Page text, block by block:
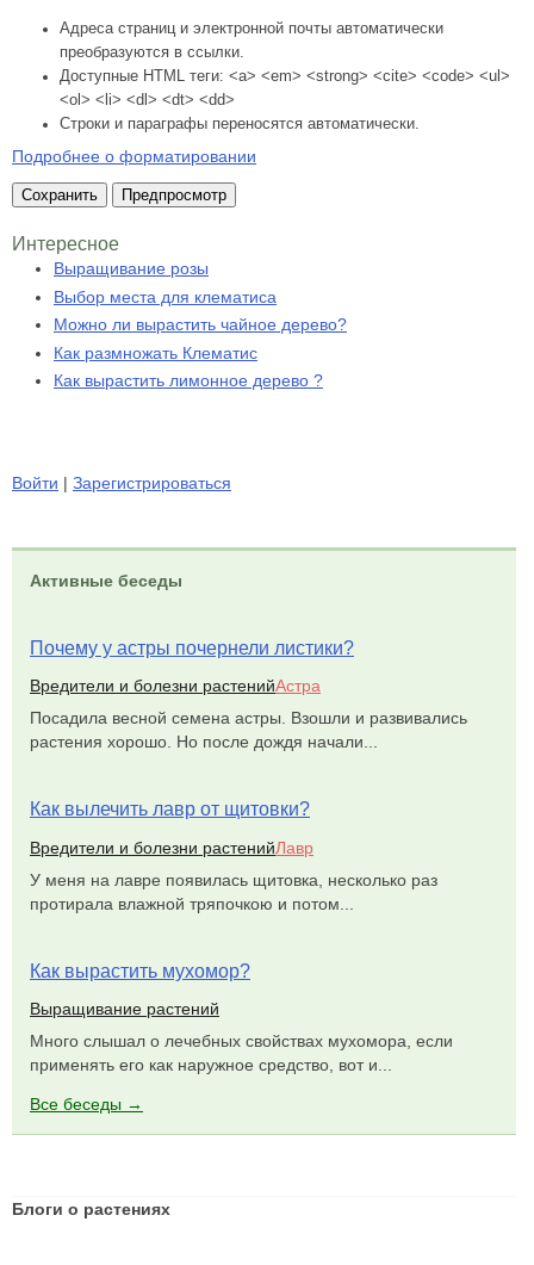
Адреса страниц и электронной почты автоматически
преобразуются в ссылки.
Доступные HTML теги: <a> <em> <strong> <cite> <code> <ul>
<ol> <li> <dl> <dt> <dd>
Строки и параграфы переносятся автоматически.
Подробнее о форматировании
Интересное
Выращивание розы
Выбор места для клематиса
Можно ли вырастить чайное дерево?
Как размножать Клематис
Как вырастить лимонное дерево ?
Войти | Зарегистрироваться
Активные беседы
Почему у астры почернели листики?
Вредители и болезни растенийАстра
Посадила весной семена астры. Взошли и развивались
растения хорошо. Но после дождя начали...
Как вылечить лавр от щитовки?
Вредители и болезни растенийЛавр
У меня на лавре появилась щитовка, несколько раз
протирала влажной тряпочкою и потом...
Как вырастить мухомор?
Выращивание растений
Много слышал о лечебных свойствах мухомора, если
применять его как наружное средство, вот и...
Все беседы →
Блоги о растениях